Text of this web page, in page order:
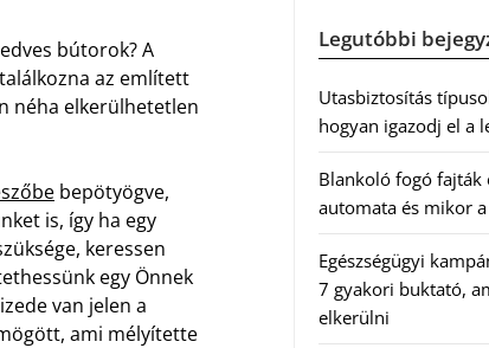
bútorok? A
az említett
néha elkerülhetetlen
bepötyögve,
is, így ha egy
keressen
egy Önnek
van jelen a
ami mélyítette
Legutóbbi
Utasbiztosítás
hogyan igazodj el a
Blankoló fogó fajták
automata és mikor a
Egészségügyi
7 gyakori buktató,
elkerülni